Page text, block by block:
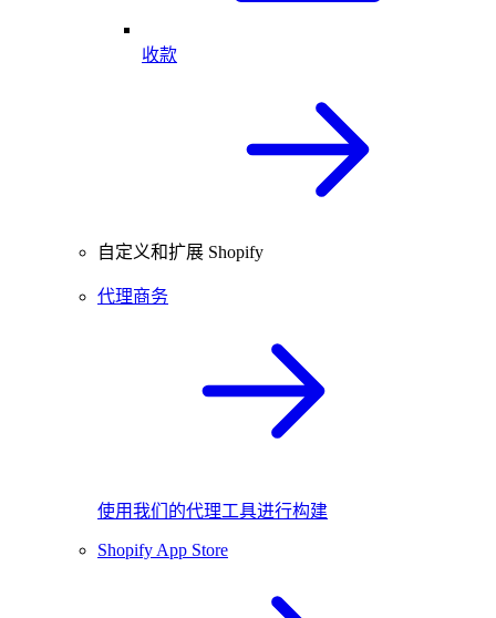
收款
自定义和扩展 Shopify
代理商务
使用我们的代理工具进行构建
Shopify App Store